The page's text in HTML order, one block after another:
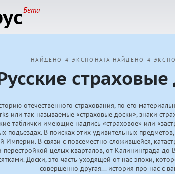
Бета
НАЙДЕНО 4 ЭКСПОНАТА НАЙДЕНО 4
страховые
отечественного страхования, по его
или так называемые «страховые доски», знаки
таблички имеющие надпись «страховое» или
подъездах. В поисках этих удивительных
Империи. В связи с повсеместно сложившейся,
целых кварталов, от Калининграда до
Доски, это часть уходящей от нас эпохи,
совершенно другая... история про нас с